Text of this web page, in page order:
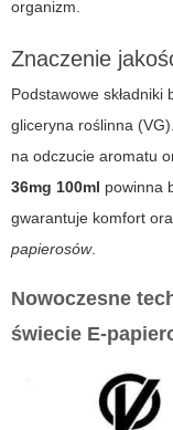
organizm.
Znaczenie
Podstawowe
gliceryna roślinna
na odczucie aromatu
36mg 100ml powinna
gwarantuje komfort
papierosów.
Nowoczesne
świecie E-